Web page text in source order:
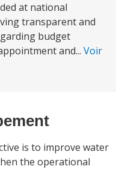
at national
transparent and
budget
and... Voir
is to improve water
the operational